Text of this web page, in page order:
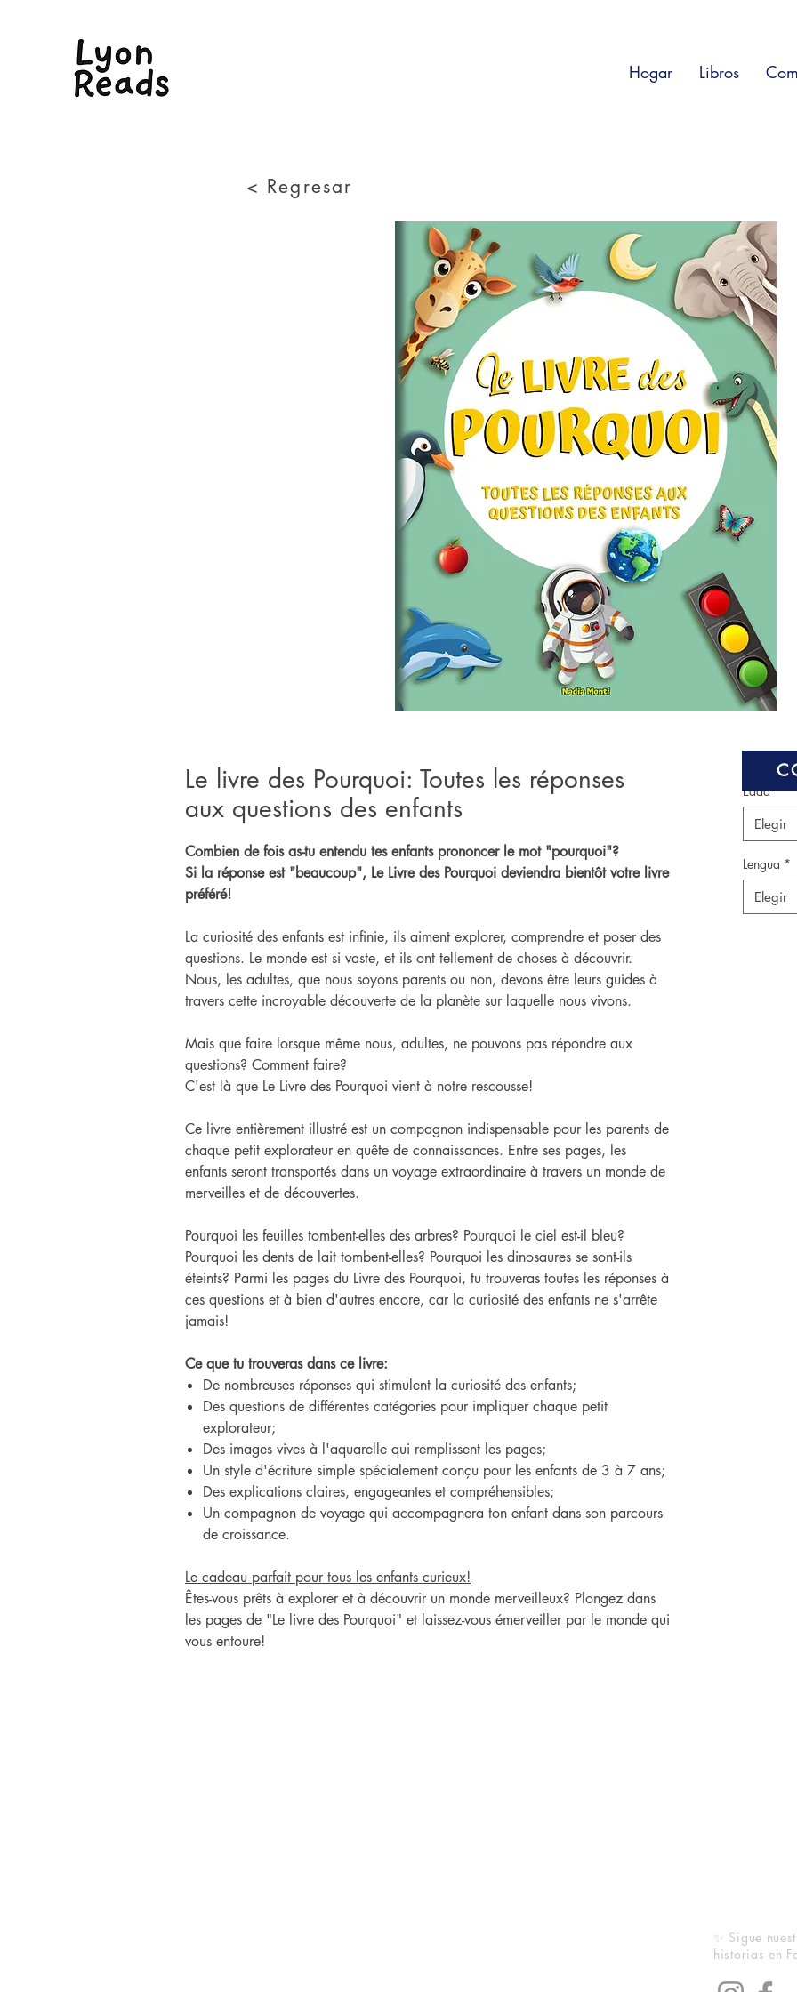
Hogar Libros
< Regresar
Le livre des Pourquoi: Toutes les réponses
aux questions des enfants
Combien de fois as-tu entendu tes enfants prononcer le mot "pourquoi"?
Si la réponse est "beaucoup", Le Livre des Pourquoi deviendra bientôt votre livre
préféré!
La curiosité des enfants est infinie, ils aiment explorer, comprendre et poser des
questions. Le monde est si vaste, et ils ont tellement de choses à découvrir.
Nous, les adultes, que nous soyons parents ou non, devons être leurs guides à
travers cette incroyable découverte de la planète sur laquelle nous vivons.
Mais que faire lorsque même nous, adultes, ne pouvons pas répondre aux
questions? Comment faire?
C'est là que Le Livre des Pourquoi vient à notre rescousse!
Ce livre entièrement illustré est un compagnon indispensable pour les parents de
chaque petit explorateur en quête de connaissances. Entre ses pages, les
enfants seront transportés dans un voyage extraordinaire à travers un monde de
merveilles et de découvertes.
Pourquoi les feuilles tombent-elles des arbres? Pourquoi le ciel est-il bleu?
Pourquoi les dents de lait tombent-elles? Pourquoi les dinosaures se sont-ils
éteints? Parmi les pages du Livre des Pourquoi, tu trouveras toutes les réponses à
ces questions et à bien d'autres encore, car la curiosité des enfants ne s'arrête
jamais!
Ce que tu trouveras dans ce livre:
De nombreuses réponses qui stimulent la curiosité des enfants;
Des questions de différentes catégories pour impliquer chaque petit
explorateur;
Des images vives à l'aquarelle qui remplissent les pages;
Un style d'écriture simple spécialement conçu pour les enfants de 3 à 7 ans;
Des explications claires, engageantes et compréhensibles;
Un compagnon de voyage qui accompagnera ton enfant dans son parcours
de croissance.
Le cadeau parfait pour tous les enfants curieux!
Êtes-vous prêts à explorer et à découvrir un monde merveilleux? Plongez dans
les pages de "Le livre des Pourquoi" et laissez-vous émerveiller par le monde qui
vous entoure!
Edad *
Elegir
Lengua *
Elegir
✨ Sigue
historias en